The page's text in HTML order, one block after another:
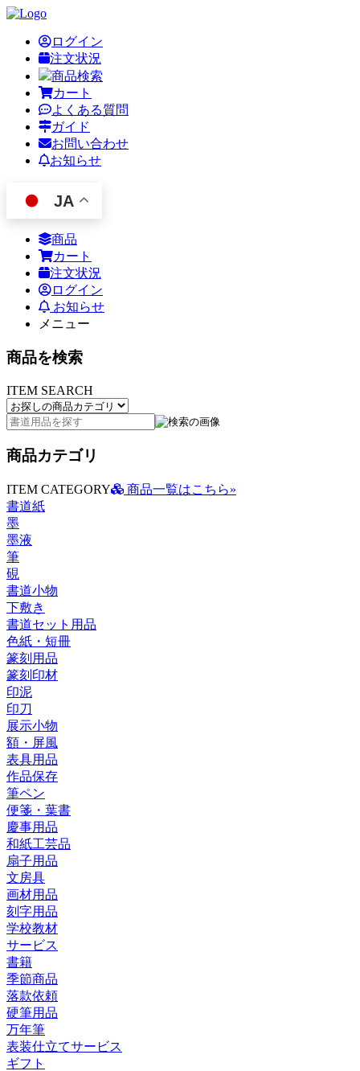
ログイン
注文状況
商品検索
カート
よくある質問
ガイド
お問い合わせ
お知らせ
JA
商品
カート
注文状況
ログイン
お知らせ
メニュー
商品を検索
ITEM SEARCH
商品カテゴリ
ITEM CATEGORY
商品一覧はこちら»
書道紙
墨
墨液
筆
硯
書道小物
下敷き
書道セット用品
色紙・短冊
篆刻用品
篆刻印材
印泥
印刀
展示小物
額・屏風
表具用品
作品保存
筆ペン
便箋・葉書
慶事用品
和紙工芸品
扇子用品
文房具
画材用品
刻字用品
学校教材
サービス
書籍
季節商品
落款依頼
硬筆用品
万年筆
表装仕立てサービス
ギフト